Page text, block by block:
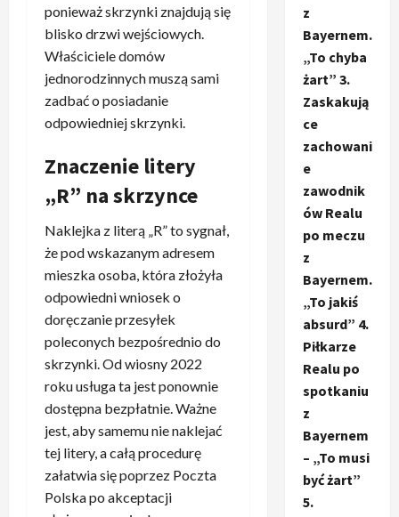
ponieważ skrzynki znajdują się
blisko drzwi wejściowych.
Właściciele domów
jednorodzinnych muszą sami
zadbać o posiadanie
odpowiedniej skrzynki.
Znaczenie litery
„R” na skrzynce
Naklejka z literą „R” to sygnał,
że pod wskazanym adresem
mieszka osoba, która złożyła
odpowiedni wniosek o
doręczanie przesyłek
poleconych bezpośrednio do
skrzynki. Od wiosny 2022
roku usługa ta jest ponownie
dostępna bezpłatnie. Ważne
jest, aby samemu nie naklejać
tej litery, a całą procedurę
załatwia się poprzez Poczta
Polska po akceptacji
z
Bayernem.
„To chyba
żart” 3.
Zaskakują
ce
zachowani
e
zawodnik
ów Realu
po meczu
z
Bayernem.
„To jakiś
absurd” 4.
Piłkarze
Realu po
spotkaniu
z
Bayernem
– „To musi
być żart”
5.